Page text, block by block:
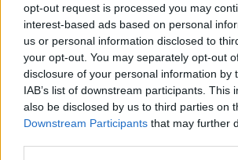
opt-out request is processed you may
interest-based ads based on personal
us or personal information disclosed to
your opt-out. You may separately opt-out
disclosure of your personal information by
IAB’s list of downstream participants. This
also be disclosed by us to third parties on
Downstream Participants that may further